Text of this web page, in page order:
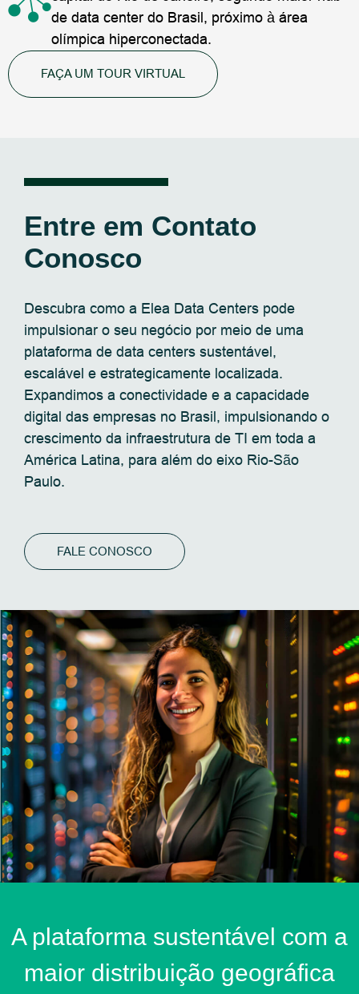
de data center do Brasil, próximo à área
olímpica hiperconectada.
FAÇA UM TOUR VIRTUAL
Entre em Contato
Conosco
Descubra como a Elea Data Centers pode
impulsionar o seu negócio por meio de uma
plataforma de data centers sustentável,
escalável e estrategicamente localizada.
Expandimos a conectividade e a capacidade
digital das empresas no Brasil, impulsionando o
crescimento da infraestrutura de TI em toda a
América Latina, para além do eixo Rio-São
Paulo.
FALE CONOSCO
A plataforma sustentável com a
maior distribuição geográfica